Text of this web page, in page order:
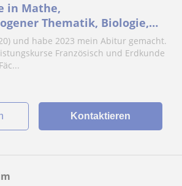
in Mathe,
Thematik, Biologie,
Erdkunde an
und habe 2023 mein Abitur gemacht.
Französisch und Erdkunde
Kontaktieren